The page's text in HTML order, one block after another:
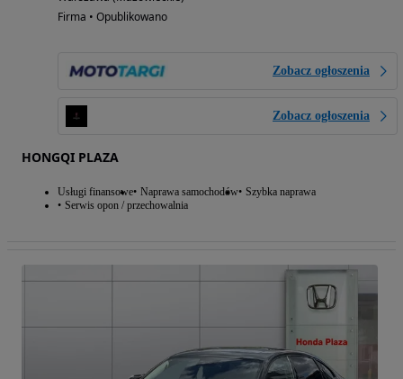
Firma • Opublikowano
Zobacz ogłoszenia
Zobacz ogłoszenia
HONGQI PLAZA
Usługi finansowe Naprawa samochodów Szybka naprawa
Serwis opon / przechowalnia